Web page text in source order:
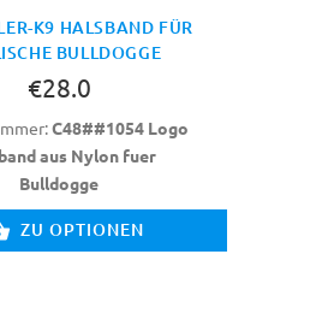
K9 HALSBAND FÜR
BULLDOGGE
€28.0
C48##1054 Logo
aus Nylon fuer
Bulldogge
ZU OPTIONEN